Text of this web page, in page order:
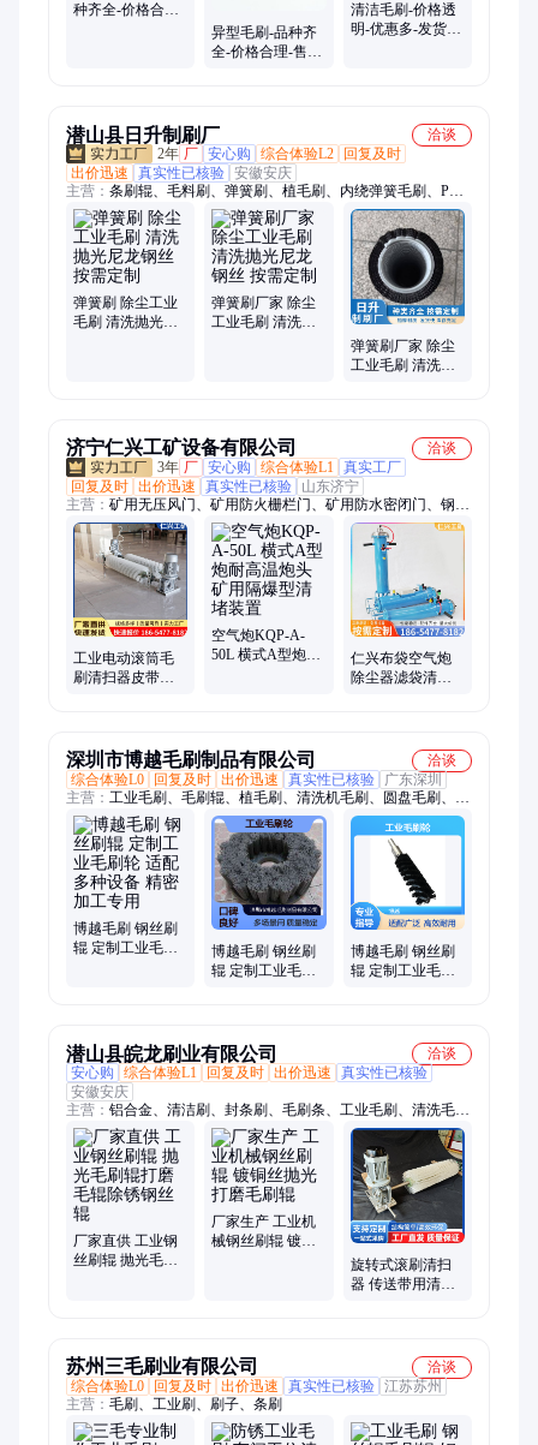
种齐全-价格合理-
异型毛刷-品种齐
全-价格合理-售后
清洁毛刷-价格透
明-优惠多-发货及
潜山县日升制刷厂
洽谈
2年 厂 安心购 综合体验L2
回复及时
出价迅速
真实性已核验 安徽安庆
主营： 条刷辊、毛料刷、弹簧刷、植毛刷、内绕弹簧毛刷、PVC
毛刷板、工业毛刷辊、条形刷辊、铝合金条刷、缝隙刷、果蔬清
洗刷辊、剑麻纱布辊、铝合金板刷、皮带刷、外绕式弹簧刷、缠
绕条刷、清洗抛光刷子、球头刷
弹簧刷 除尘工业
毛刷 清洗抛光尼
弹簧刷厂家 除尘
工业毛刷 清洗抛
弹簧刷厂家 除尘
工业毛刷 清洗抛
济宁仁兴工矿设备有限公司
洽谈
3年 厂 安心购 综合体验L1
真实工厂
回复及时 出价迅速 真实性已核验
山东济宁
主营： 矿用无压风门、矿用防火栅栏门、矿用防水密闭门、钢丝
尼龙滚轴、矿用避难硐室门、矿车轮对、皮带清扫器、皮带钉扣
机、皮带硫化机、皮带纠偏装置、气动葫芦、皮带缓冲床、空气
炮、矿用洗靴机、地滚、气动凿岩机、气动锚杆钻机、往复式给
煤机、玻璃钢单体液压支柱、压风供水自救装置、气动风镐、矿
车、喷浆机、注浆机、搅拌桶、气动带锯
工业电动滚筒毛
刷清扫器皮带输
空气炮KQP-A-
50L 横式A型炮耐
仁兴布袋空气炮
除尘器滤袋清堵
深圳市博越毛刷制品有限公司
洽谈
综合体验L0
回复及时 出价迅速 真实性已核验
广东深圳
主营： 工业毛刷、毛刷辊、植毛刷、清洗机毛刷、圆盘毛刷、钢
丝刷、抛光毛刷、机柜毛刷、防静电毛刷、新能源压辊毛刷、铝
合金条刷、弹簧缠绕刷
博越毛刷 钢丝刷
辊 定制工业毛刷
博越毛刷 钢丝刷
辊 定制工业毛刷
博越毛刷 钢丝刷
辊 定制工业毛刷
潜山县皖龙刷业有限公司
洽谈
安心购
综合体验L1 回复及时 出价迅速
真实性已核验
安徽安庆
主营： 铝合金、清洁刷、封条刷、毛刷条、工业毛刷、清洗毛
刷、环卫毛刷、碳化硅毛刷、打磨毛刷辊、黑色毛刷辊、快速门
毛刷、扫雪车毛刷、扫雪刷、圆盘刷、环卫刷、挡水刷、板砖机
条、机械条刷、滚刷清扫器、聚氨酯刮板、扫地机配件、护栏清
洗刷、牛体刷配件、除尘木板刷、环卫扫路刷
厂家直供 工业钢
丝刷辊 抛光毛刷
厂家生产 工业机
械钢丝刷辊 镀铜
旋转式滚刷清扫
器 传送带用清扫
苏州三毛刷业有限公司
洽谈
综合体验L0
回复及时 出价迅速 真实性已核验 江苏苏州
主营： 毛刷、工业刷、刷子、条刷